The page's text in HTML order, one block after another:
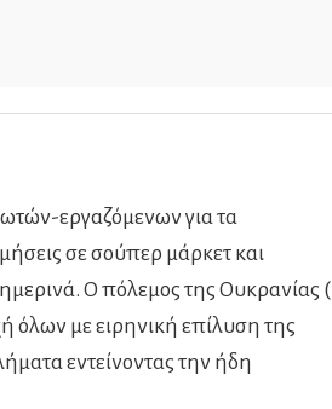
εργαζόμενων για τα
σε σούπερ μάρκετ και
Ο πόλεμος της Ουκρανίας (
όλων με ειρηνική επίλυση της
εντείνοντας την ήδη